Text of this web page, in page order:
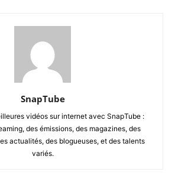
SnapTube
vidéos sur internet avec SnapTube :
des émissions, des magazines, des
actualités, des blogueuses, et des talents
variés.